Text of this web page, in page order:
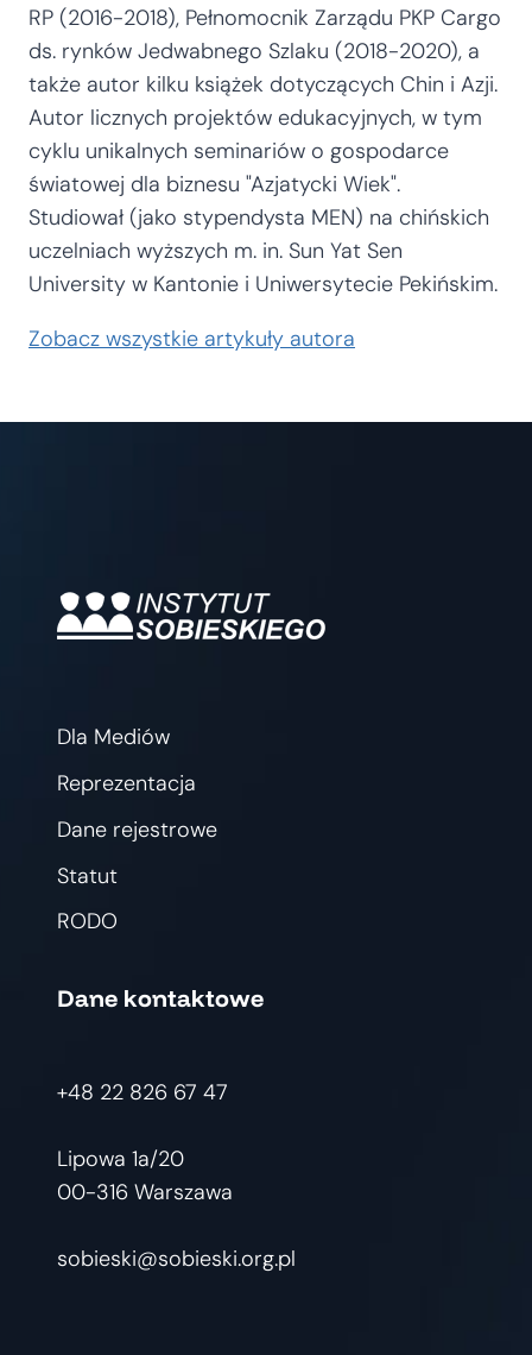
RP (2016-2018), Pełnomocnik Zarządu PKP Cargo
ds. rynków Jedwabnego Szlaku (2018-2020), a
także autor kilku książek dotyczących Chin i Azji.
Autor licznych projektów edukacyjnych, w tym
cyklu unikalnych seminariów o gospodarce
światowej dla biznesu "Azjatycki Wiek".
Studiował (jako stypendysta MEN) na chińskich
uczelniach wyższych m. in. Sun Yat Sen
University w Kantonie i Uniwersytecie Pekińskim.
Zobacz wszystkie artykuły autora
Dla Mediów
Reprezentacja
Dane rejestrowe
Statut
RODO
Dane kontaktowe
+48 22 826 67 47
Lipowa 1a/20
00-316 Warszawa
sobieski@sobieski.org.pl